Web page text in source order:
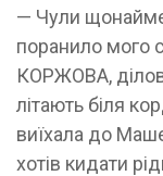
— Чули
поранило мого
КОРЖОВА,
літають біля
виїхала до
хотів кидати